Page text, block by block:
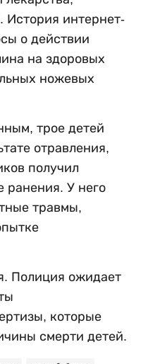
История интернет-
о действии
на здоровых
ножевых
трое детей
отравления,
получил
У него
травмы,
Полиция ожидает
которые
смерти детей.